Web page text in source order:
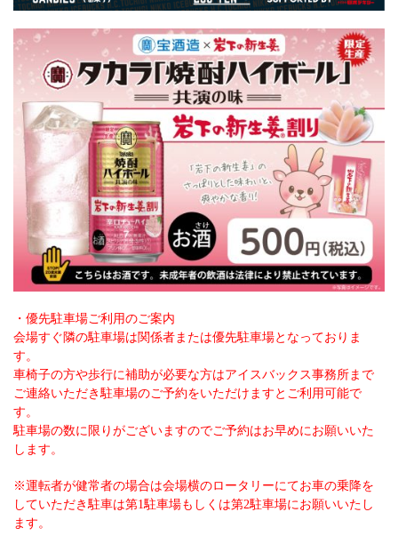
・優先駐車場ご利用のご案内
会場すぐ隣の駐車場は関係者または優先駐車場となっておりま
す。
車椅子の方や歩行に補助が必要な方はアイスバックス事務所まで
ご連絡いただき駐車場のご予約をいただけますとご利用可能で
す。
駐車場の数に限りがございますのでご予約はお早めにお願いいた
します。
※運転者が健常者の場合は会場横のロータリーにてお車の乗降を
していただき駐車は第1駐車場もしくは第2駐車場にお願いいたし
ます。